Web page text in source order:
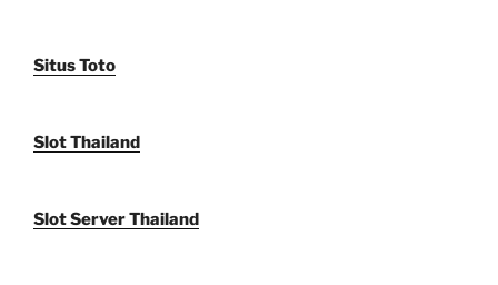
Situs Toto
Slot Thailand
Slot Server Thailand